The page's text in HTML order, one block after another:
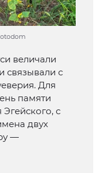
величали
связывали с
Для
памяти
с
двух
—